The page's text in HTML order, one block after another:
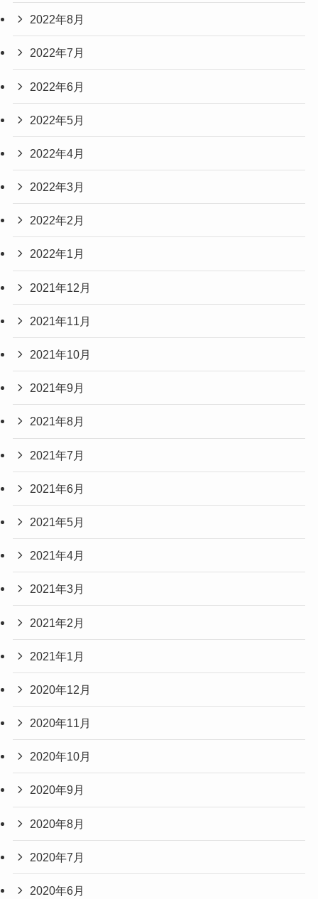
2022年8月
2022年7月
2022年6月
2022年5月
2022年4月
2022年3月
2022年2月
2022年1月
2021年12月
2021年11月
2021年10月
2021年9月
2021年8月
2021年7月
2021年6月
2021年5月
2021年4月
2021年3月
2021年2月
2021年1月
2020年12月
2020年11月
2020年10月
2020年9月
2020年8月
2020年7月
2020年6月